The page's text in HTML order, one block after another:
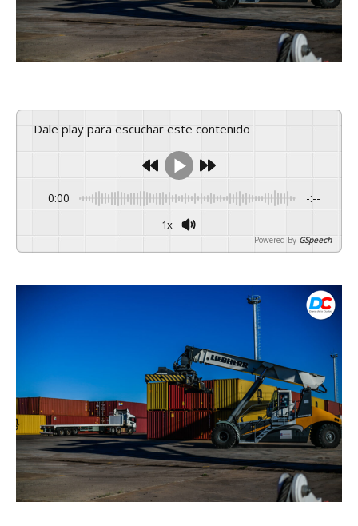
Dale play para escuchar este contenido
0:00 -:--
1x
Powered By GSpeech